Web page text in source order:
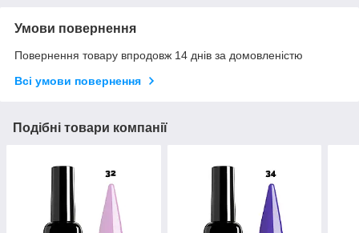
Умови повернення
Повернення товару впродовж 14 днів за домовленістю
Всі умови повернення
Подібні товари компанії